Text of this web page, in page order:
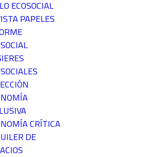
ECOSOCIAL
PAPELES
CRÍTICA
DE